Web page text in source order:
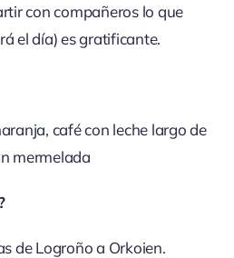
con compañeros lo que
el día) es gratificante.
café con leche largo de
mermelada
de Logroño a Orkoien.